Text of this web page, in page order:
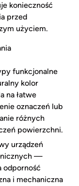
konieczność
przed
użyciem.
funkcjonalne
kolor
na łatwe
oznaczeń lub
różnych
powierzchni.
urządzeń
—
odporność
i mechaniczna